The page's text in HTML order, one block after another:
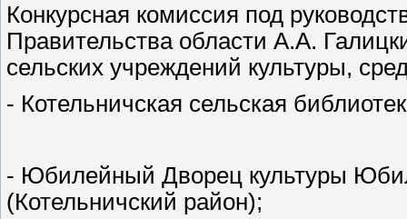
Конкурсная комиссия под
Правительства области А.А.
сельских учреждений культуры,
- Котельничская сельская
- Юбилейный Дворец культуры
(Котельничский район);